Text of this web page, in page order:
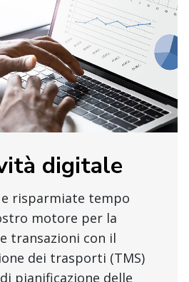
digitale
risparmiate tempo
motore per la
transazioni con il
dei trasporti (TMS)
pianificazione delle